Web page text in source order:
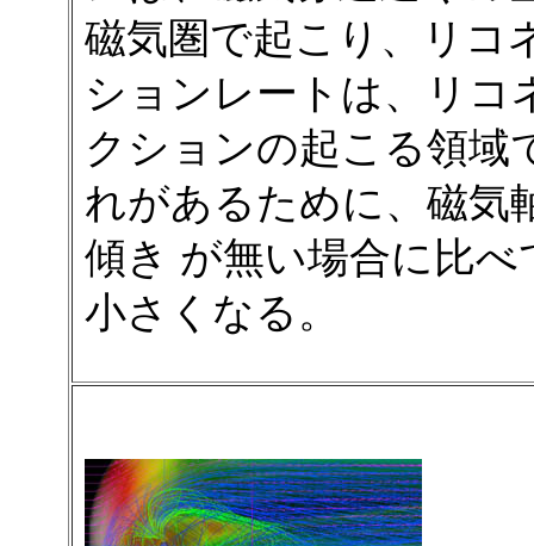
磁気圏で起こり、リコ
ションレートは、リコ
クションの起こる領域
れがあるために、磁気
傾き が無い場合に比べ
小さくなる。